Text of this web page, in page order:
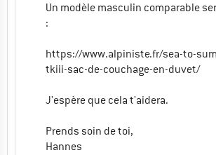
Un modèle masculin comparable
:
https://www.alpiniste.fr/sea-to-
tkiii-sac-de-couchage-en-duvet/
J'espère que cela t'aidera.
Prends soin de toi,
Hannes